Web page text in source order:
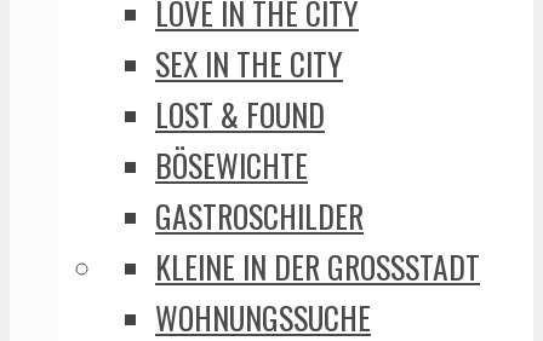
LOVE IN THE CITY
SEX IN THE CITY
LOST & FOUND
BÖSEWICHTE
GASTROSCHILDER
KLEINE IN DER GROSSSTADT
WOHNUNGSSUCHE